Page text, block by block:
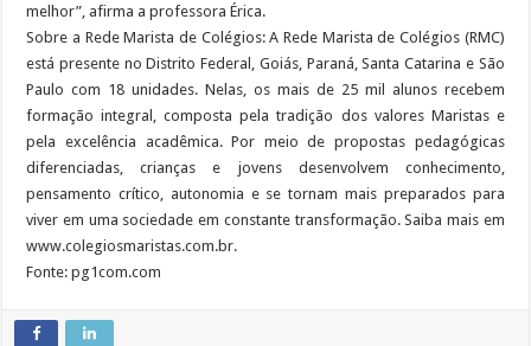
melhor”, afirma a professora Érica.
Sobre a Rede Marista de Colégios: A Rede Marista de Colégios (RMC)
está presente no Distrito Federal, Goiás, Paraná, Santa Catarina e São
Paulo com 18 unidades. Nelas, os mais de 25 mil alunos recebem
formação integral, composta pela tradição dos valores Maristas e
pela excelência acadêmica. Por meio de propostas pedagógicas
diferenciadas, crianças e jovens desenvolvem conhecimento,
pensamento crítico, autonomia e se tornam mais preparados para
viver em uma sociedade em constante transformação. Saiba mais em
www.colegiosmaristas.com.br.
Fonte: pg1com.com